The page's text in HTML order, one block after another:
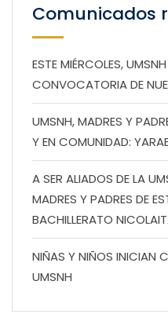
Comunicados
ESTE MIÉRCOLES,
CONVOCATORIA DE
UMSNH, MADRES Y
Y EN COMUNIDAD:
A SER ALIADOS DE LA
MADRES Y PADRES DE
BACHILLERATO
NIÑAS Y NIÑOS INICIAN
UMSNH